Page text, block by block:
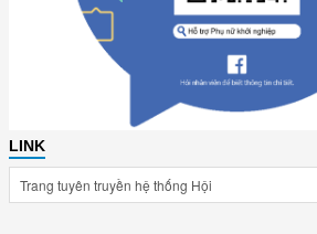
LINK